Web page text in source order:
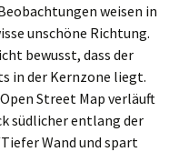
weisen in
unschöne Richtung.
bewusst, dass der
in der Kernzone liegt.
Street Map verläuft
südlicher entlang der
Wand und spart